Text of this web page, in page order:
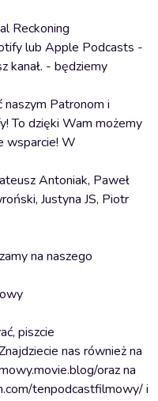
Reckoning
lub Apple Podcasts -
kanał. - będziemy
Patronom i
To dzięki Wam możemy
wsparcie! W
Antoniak, Paweł
Justyna JS, Piotr
na naszego
piszcie
nas również na
oraz na
tenpodcastfilmowy/ i